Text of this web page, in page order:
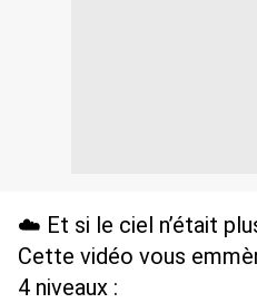
Cette vidéo vous
4 niveaux :